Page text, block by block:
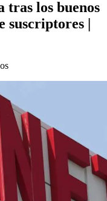
tras los buenos
suscriptores |